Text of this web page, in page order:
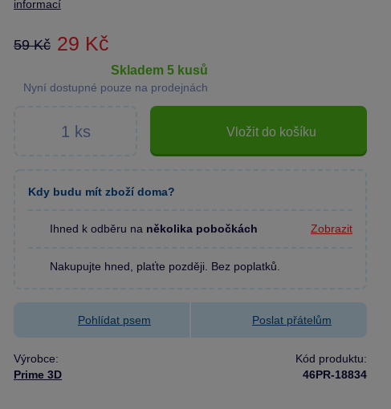
informací
59 Kč 29 Kč
skladem 5 kusů
Nyní dostupné pouze na prodejnách
Vložit do košíku
Kdy budu mít zboží doma?
Ihned k odběru na několika pobočkách Zobrazit
Nakupujte hned, plaťte později. Bez poplatků.
Pohlídat psem Poslat přátelům
Výrobce:
Prime 3D
Kód produktu:
46PR-18834